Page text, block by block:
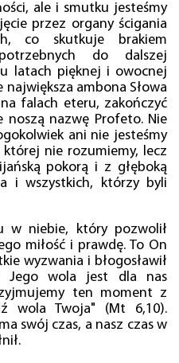
ale i smutku jesteśmy
przez organy ścigania
co skutkuje brakiem
do dalszej
latach pięknej i owocnej
ambona Słowa
falach eteru, zakończyć
noszą nazwę Profeto. Nie
ani nie jesteśmy
nie rozumiemy, lecz
pokorą i z głęboką
i wszystkich, którzy byli
w niebie, który pozwolił
miłość i prawdę. To On
wyzwania i błogosławił
Jego wola jest dla nas
ten moment z
wola Twoja" (Mt 6,10).
swój czas, a nasz czas w